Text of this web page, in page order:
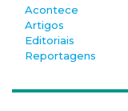
Acontece
Artigos
Editoriais
Reportagens